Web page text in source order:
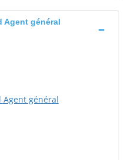
Agent général
général